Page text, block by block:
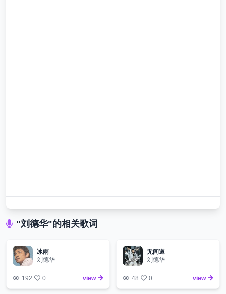
"刘德华"的相关歌词
冰雨
刘德华
192 0 view
无间道
刘德华
48 0 view